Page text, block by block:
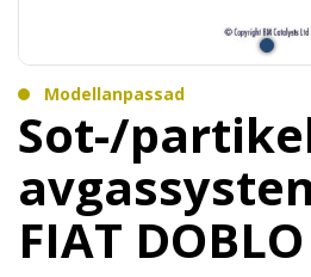
Modellanpassad
Sot-/
FIAT DOBLO